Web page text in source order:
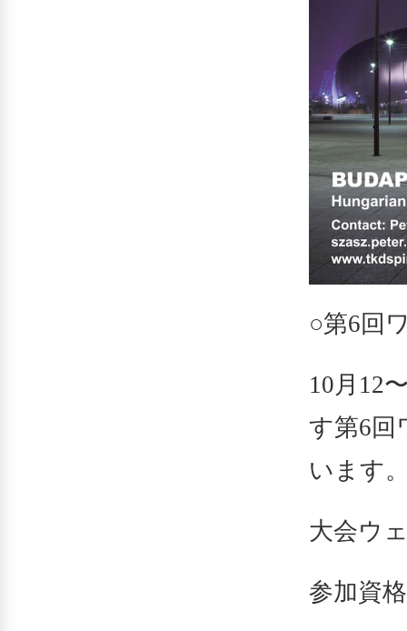
○第6回
10月12
す第6回
います
大会ウ
参加資